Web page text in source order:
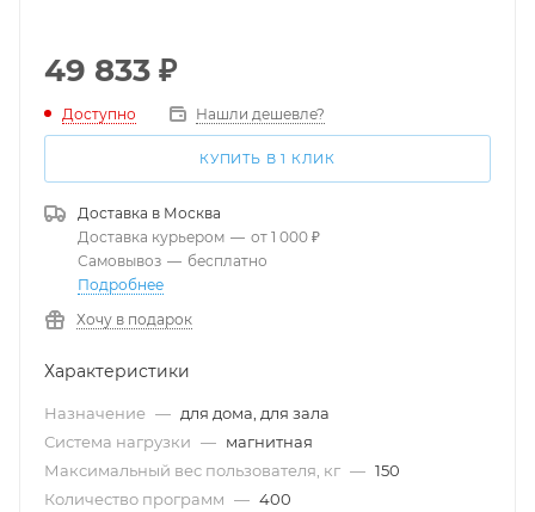
49 833 ₽
Доступно Нашли дешевле?
КУПИТЬ В 1 КЛИК
Доставка в Москва
Доставка курьером — от 1 000 ₽
Самовывоз — бесплатно
Подробнее
Хочу в подарок
Характеристики
Назначение — для дома, для зала
Система нагрузки — магнитная
Максимальный вес пользователя, кг — 150
Количество программ — 400